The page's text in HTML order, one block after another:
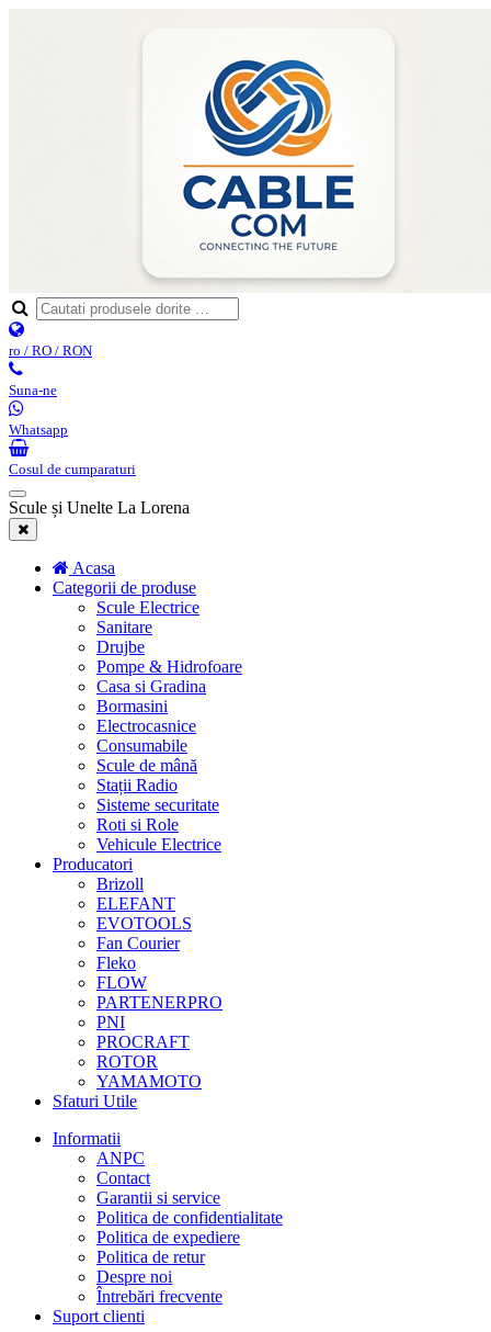
ro / RO / RON
Suna-ne
Whatsapp
Cosul de cumparaturi
Scule și Unelte La Lorena
Acasa
Categorii de produse
Scule Electrice
Sanitare
Drujbe
Pompe & Hidrofoare
Casa si Gradina
Bormasini
Electrocasnice
Consumabile
Scule de mână
Stații Radio
Sisteme securitate
Roti si Role
Vehicule Electrice
Producatori
Brizoll
ELEFANT
EVOTOOLS
Fan Courier
Fleko
FLOW
PARTENERPRO
PNI
PROCRAFT
ROTOR
YAMAMOTO
Sfaturi Utile
Informatii
ANPC
Contact
Garantii si service
Politica de confidentialitate
Politica de expediere
Politica de retur
Despre noi
Întrebări frecvente
Suport clienti